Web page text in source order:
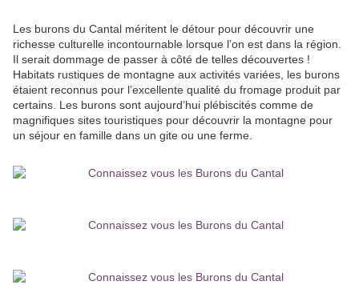
Les burons du Cantal méritent le détour pour découvrir une
richesse culturelle incontournable lorsque l’on est dans la région.
Il serait dommage de passer à côté de telles découvertes !
Habitats rustiques de montagne aux activités variées, les burons
étaient reconnus pour l’excellente qualité du fromage produit par
certains. Les burons sont aujourd’hui plébiscités comme de
magnifiques sites touristiques pour découvrir la montagne pour
un séjour en famille dans un gite ou une ferme.